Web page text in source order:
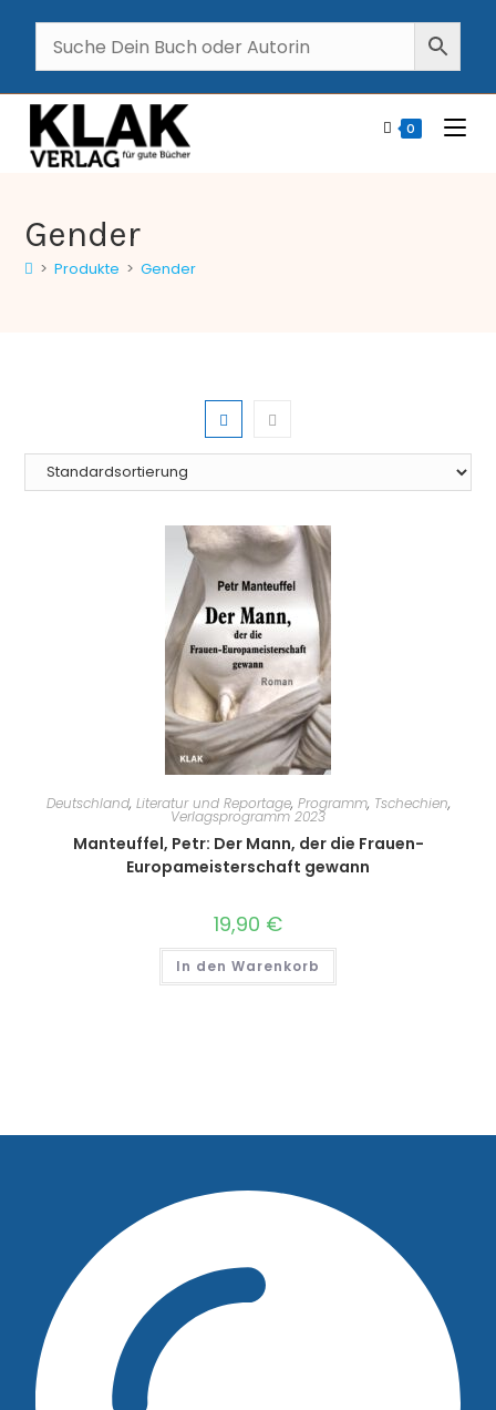
0
Gender
> Produkte > Gender
Deutschland, Literatur und Reportage, Programm, Tschechien,
Verlagsprogramm 2023
Manteuffel, Petr: Der Mann, der die Frauen-
Europameisterschaft gewann
19,90 €
In den Warenkorb